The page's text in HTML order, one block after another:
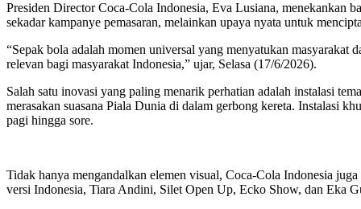
Presiden Director Coca-Cola Indonesia, Eva Lusiana, menekankan
sekadar kampanye pemasaran, melainkan upaya nyata untuk
“Sepak bola adalah momen universal yang menyatukan masyarakat
relevan bagi masyarakat Indonesia,” ujar, Selasa (17/6/2026).
Salah satu inovasi yang paling menarik perhatian adalah instalasi
merasakan suasana Piala Dunia di dalam gerbong kereta. Instalasi
pagi hingga sore.
Tidak hanya mengandalkan elemen visual, Coca-Cola Indonesia
versi Indonesia, Tiara Andini, Silet Open Up, Ecko Show, dan Eka